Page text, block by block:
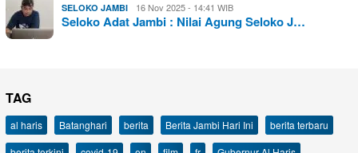
SELOKO JAMBI 16 Nov 2025 - 14:41 WIB
Seloko Adat Jambi : Nilai Agung Seloko J…
TAG
al haris Batanghari berita Berita Jambi Hari Ini
berita terbaru